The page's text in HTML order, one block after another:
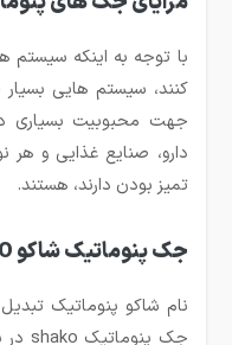
با توجه به اینکه سیستم
کنند، سیستم هایی
جهت محبوبیت بسیاری
دارو، صنایع غذایی و
تمیز بودن دارند، هستند.
جک پنوماتیک شاکو SHAKO
نام شاکو پنوماتیک